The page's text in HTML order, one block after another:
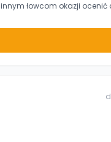
łowcom okazji ocenić